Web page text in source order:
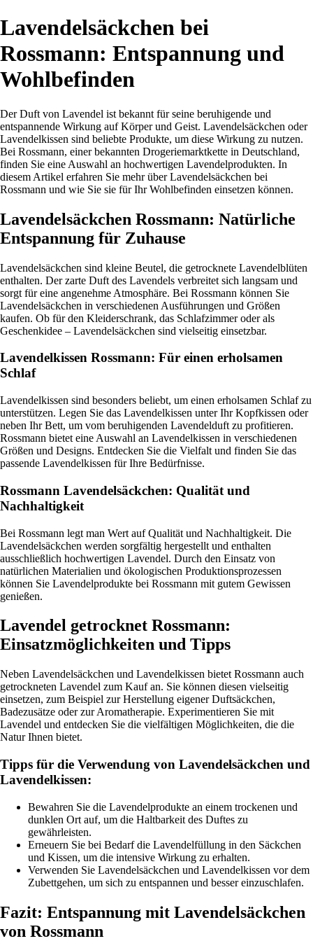
Lavendelsäckchen bei
Rossmann: Entspannung und
Wohlbefinden
Der Duft von Lavendel ist bekannt für seine beruhigende und
entspannende Wirkung auf Körper und Geist. Lavendelsäckchen oder
Lavendelkissen sind beliebte Produkte, um diese Wirkung zu nutzen.
Bei Rossmann, einer bekannten Drogeriemarktkette in Deutschland,
finden Sie eine Auswahl an hochwertigen Lavendelprodukten. In
diesem Artikel erfahren Sie mehr über Lavendelsäckchen bei
Rossmann und wie Sie sie für Ihr Wohlbefinden einsetzen können.
Lavendelsäckchen Rossmann: Natürliche
Entspannung für Zuhause
Lavendelsäckchen sind kleine Beutel, die getrocknete Lavendelblüten
enthalten. Der zarte Duft des Lavendels verbreitet sich langsam und
sorgt für eine angenehme Atmosphäre. Bei Rossmann können Sie
Lavendelsäckchen in verschiedenen Ausführungen und Größen
kaufen. Ob für den Kleiderschrank, das Schlafzimmer oder als
Geschenkidee – Lavendelsäckchen sind vielseitig einsetzbar.
Lavendelkissen Rossmann: Für einen erholsamen
Schlaf
Lavendelkissen sind besonders beliebt, um einen erholsamen Schlaf zu
unterstützen. Legen Sie das Lavendelkissen unter Ihr Kopfkissen oder
neben Ihr Bett, um vom beruhigenden Lavendelduft zu profitieren.
Rossmann bietet eine Auswahl an Lavendelkissen in verschiedenen
Größen und Designs. Entdecken Sie die Vielfalt und finden Sie das
passende Lavendelkissen für Ihre Bedürfnisse.
Rossmann Lavendelsäckchen: Qualität und
Nachhaltigkeit
Bei Rossmann legt man Wert auf Qualität und Nachhaltigkeit. Die
Lavendelsäckchen werden sorgfältig hergestellt und enthalten
ausschließlich hochwertigen Lavendel. Durch den Einsatz von
natürlichen Materialien und ökologischen Produktionsprozessen
können Sie Lavendelprodukte bei Rossmann mit gutem Gewissen
genießen.
Lavendel getrocknet Rossmann:
Einsatzmöglichkeiten und Tipps
Neben Lavendelsäckchen und Lavendelkissen bietet Rossmann auch
getrockneten Lavendel zum Kauf an. Sie können diesen vielseitig
einsetzen, zum Beispiel zur Herstellung eigener Duftsäckchen,
Badezusätze oder zur Aromatherapie. Experimentieren Sie mit
Lavendel und entdecken Sie die vielfältigen Möglichkeiten, die die
Natur Ihnen bietet.
Tipps für die Verwendung von Lavendelsäckchen und
Lavendelkissen:
Bewahren Sie die Lavendelprodukte an einem trockenen und
dunklen Ort auf, um die Haltbarkeit des Duftes zu
gewährleisten.
Erneuern Sie bei Bedarf die Lavendelfüllung in den Säckchen
und Kissen, um die intensive Wirkung zu erhalten.
Verwenden Sie Lavendelsäckchen und Lavendelkissen vor dem
Zubettgehen, um sich zu entspannen und besser einzuschlafen.
Fazit: Entspannung mit Lavendelsäckchen
von Rossmann